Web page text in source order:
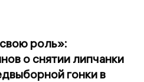
роль»:
о снятии липчанки
гонки в